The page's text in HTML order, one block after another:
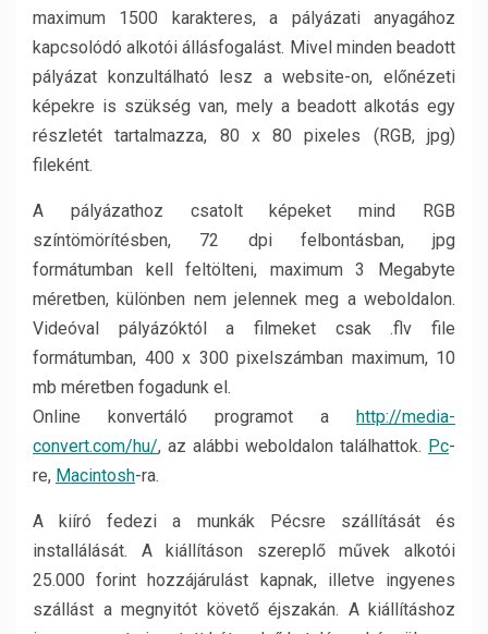
maximum 1500 karakteres, a pályázati anyagához
kapcsolódó alkotói állásfogalást. Mivel minden beadott
pályázat konzultálható lesz a website-on, előnézeti
képekre is szükség van, mely a beadott alkotás egy
részletét tartalmazza, 80 x 80 pixeles (RGB, jpg)
fileként.
A pályázathoz csatolt képeket mind RGB
színtömörítésben, 72 dpi felbontásban, jpg
formátumban kell feltölteni, maximum 3 Megabyte
méretben, különben nem jelennek meg a weboldalon.
Videóval pályázóktól a filmeket csak .flv file
formátumban, 400 x 300 pixelszámban maximum, 10
mb méretben fogadunk el.
Online konvertáló programot a http://media-
convert.com/hu/, az alábbi weboldalon találhattok. Pc-
re, Macintosh-ra.
A kiíró fedezi a munkák Pécsre szállítását és
installálását. A kiállításon szereplő művek alkotói
25.000 forint hozzájárulást kapnak, illetve ingyenes
szállást a megnyitót követő éjszakán. A kiállításhoz